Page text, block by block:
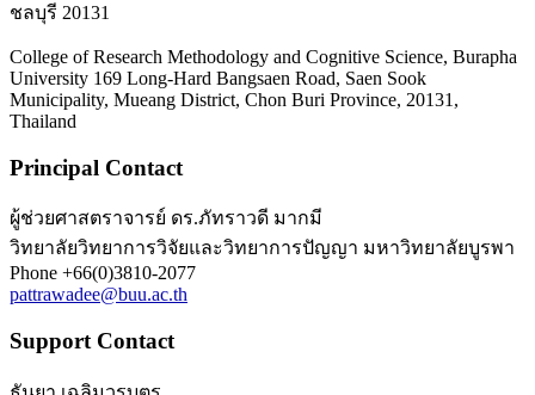
ชลบุรี 20131
College of Research Methodology and Cognitive Science, Burapha
University 169 Long-Hard Bangsaen Road, Saen Sook
Municipality, Mueang District, Chon Buri Province, 20131,
Thailand
Principal Contact
ผู้ช่วยศาสตราจารย์ ดร.ภัทราวดี มากมี
วิทยาลัยวิทยาการวิจัยและวิทยาการปัญญา มหาวิทยาลัยบูรพา
Phone +66(0)3810-2077
pattrawadee@buu.ac.th
Support Contact